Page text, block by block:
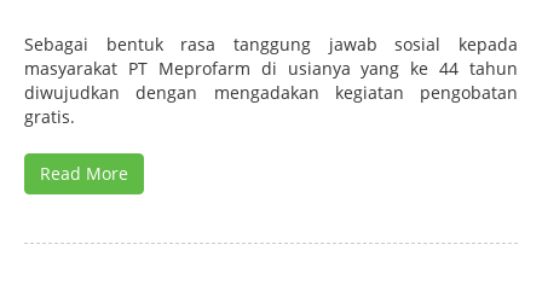
Sebagai bentuk rasa tanggung jawab sosial kepada
masyarakat PT Meprofarm di usianya yang ke 44 tahun
diwujudkan dengan mengadakan kegiatan pengobatan
gratis.
Read More